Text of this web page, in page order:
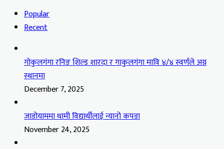
Popular
Recent
गोकुलगंगा रनिङ शिल्ड शारदा र गाकुलगंगा मावि ४/४ स्वर्णले अग्र
स्थानमा
December 7, 2025
जाडोयाममा थामी विद्यार्थीलाई न्यानो कपडा
November 24, 2025